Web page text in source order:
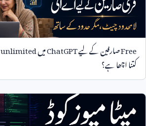
Freeصارفین کے لیےChatGPTمیںunlimited
کتنا اچھا ہے؟